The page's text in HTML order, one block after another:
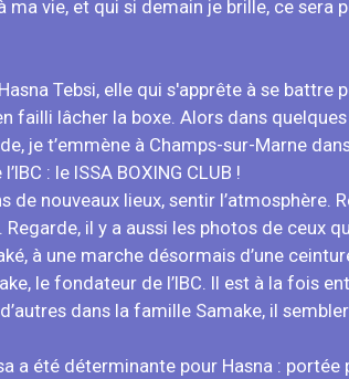
ma vie, et qui si demain je brille, ce sera
Tebsi, elle qui s'apprête à se
failli lâcher la boxe. Alors dans
je t’emmène à Champs-sur-Marne
: le ISSA BOXING CLUB !
de nouveaux lieux, sentir
Regarde, il y a aussi les photos de ceux
à une marche désormais d’une
le fondateur de l’IBC. Il est à la fois
dans la famille Samake, il
a été déterminante pour Hasna : portée